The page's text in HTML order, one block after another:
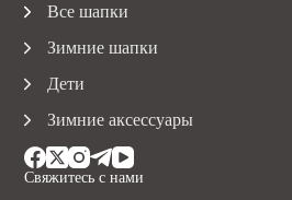
Свяжитесь с нами
Все шапки
Зимние шапки
Дети
Зимние аксессуары